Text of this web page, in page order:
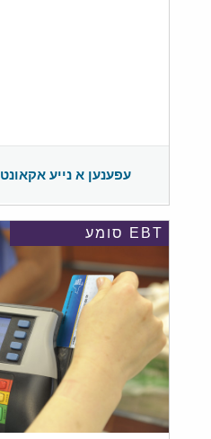
עפענען א נייע אקאונט
EBT סומע